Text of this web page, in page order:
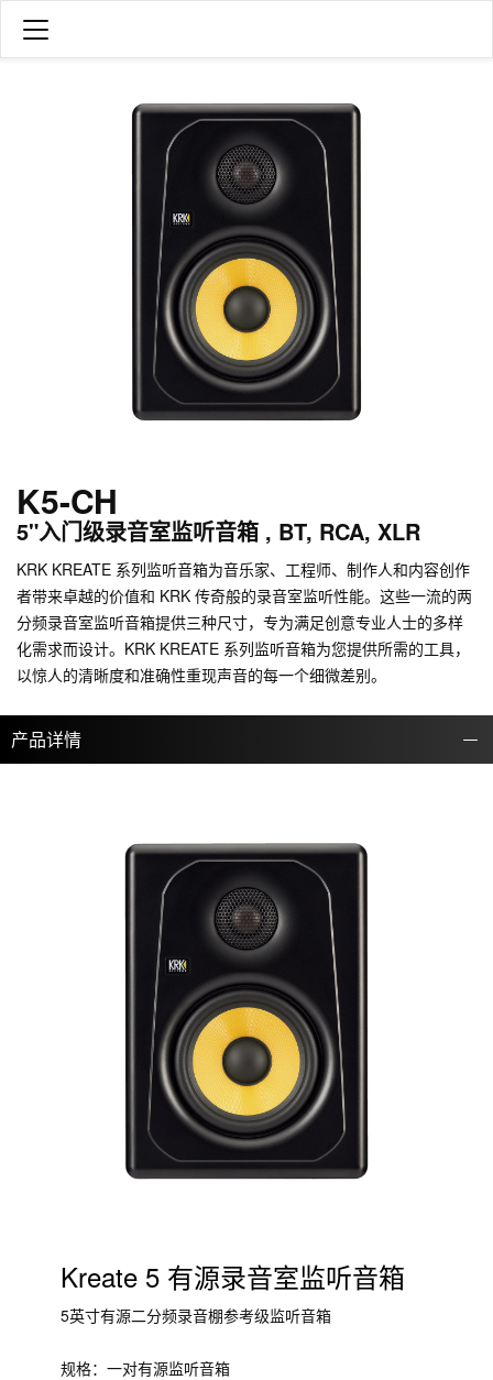
K5-CH
5"入门级录音室监听音箱 , BT, RCA, XLR
KRK KREATE 系列监听音箱为音乐家、工程师、制作人和内容创作
者带来卓越的价值和 KRK 传奇般的录音室监听性能。这些一流的两
分频录音室监听音箱提供三种尺寸，专为满足创意专业人士的多样
化需求而设计。KRK KREATE 系列监听音箱为您提供所需的工具，
以惊人的清晰度和准确性重现声音的每一个细微差别。
产品详情
Kreate 5 有源录音室监听音箱
5英寸有源二分频录音棚参考级监听音箱
规格：一对有源监听音箱